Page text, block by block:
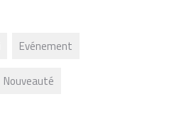
Evénement
Nouveauté